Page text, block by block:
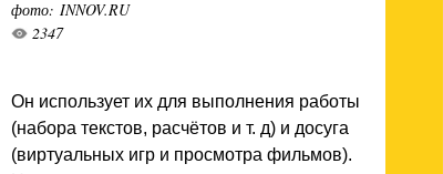
фото: INNOV.RU
2347
Он использует их для выполнения работы
(набора текстов, расчётов и т. д) и досуга
(виртуальных игр и просмотра фильмов).